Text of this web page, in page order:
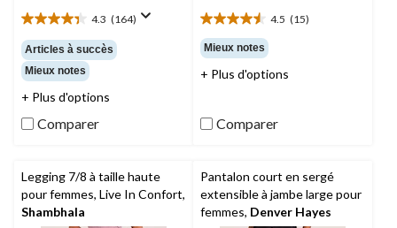
4.3 (164)
4.3
étoile(s)
sur
5.
164
Articles à succès
Mieux notes
+ Plus d'options
Comparer
4.5 (15)
4.5
étoile(s)
sur
5.
Mieux notes
+ Plus d'options
Comparer
Legging 7/8 à taille haute
pour femmes, Live In Confort,
Shambhala
Pantalon court en sergé
extensible à jambe large pour
femmes, Denver Hayes